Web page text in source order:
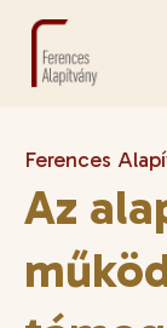
Ferences
Az